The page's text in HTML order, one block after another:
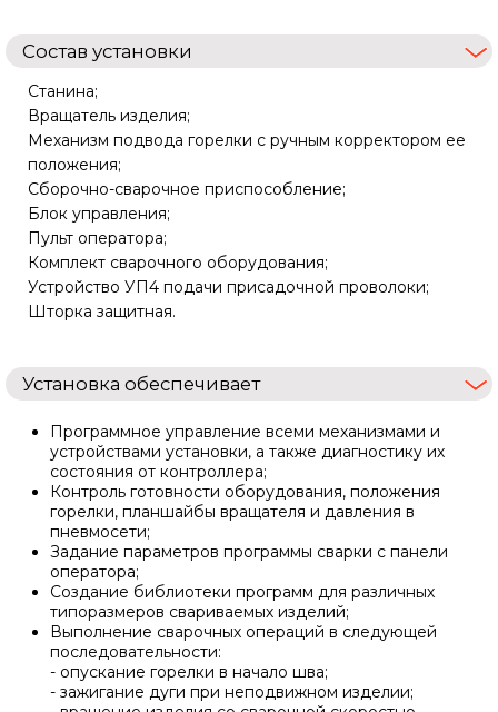
Состав установки
Станина;
Вращатель изделия;
Механизм подвода горелки с ручным корректором ее
положения;
Сборочно-сварочное приспособление;
Блок управления;
Пульт оператора;
Комплект сварочного оборудования;
Устройство УП4 подачи присадочной проволоки;
Шторка защитная.
Установка обеспечивает
Программное управление всеми механизмами и
устройствами установки, а также диагностику их
состояния от контроллера;
Контроль готовности оборудования, положения
горелки, планшайбы вращателя и давления в
пневмосети;
Задание параметров программы сварки с панели
оператора;
Создание библиотеки программ для различных
типоразмеров свариваемых изделий;
Выполнение сварочных операций в следующей
последовательности:
- опускание горелки в начало шва;
- зажигание дуги при неподвижном изделии;